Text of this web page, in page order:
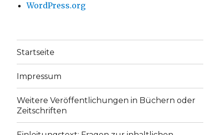
WordPress.org
Startseite
Impressum
Weitere Veröffentlichungen in Büchern oder
Zeitschriften